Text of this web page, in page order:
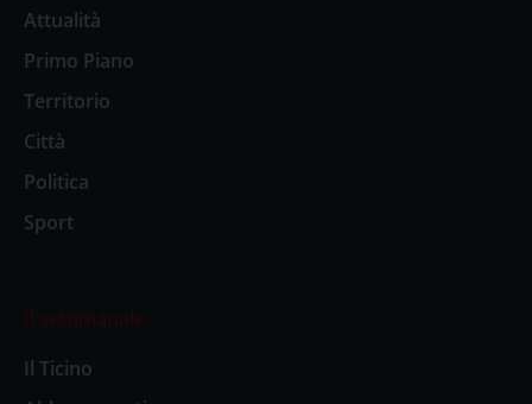
Attualità
Primo Piano
Territorio
Città
Politica
Sport
Il settimanale
Il Ticino